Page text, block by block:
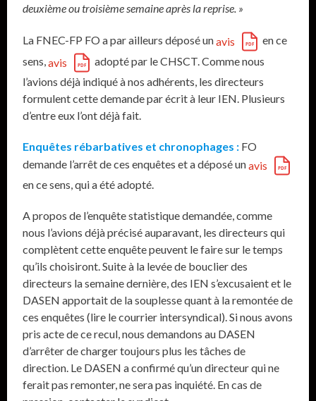
deuxième ou troisième semaine après la reprise. »
La FNEC-FP FO a par ailleurs déposé unavis
en ce
sens, avis
adopté par le CHSCT. Comme nous
l’avions déjà indiqué à nos adhérents, les directeurs
formulent cette demande par écrit à leur IEN. Plusieurs
d’entre eux l’ont déjà fait.
Enquêtes rébarbatives et chronophages : FO
demande l’arrêt de ces enquêtes et a déposé unavis
en ce sens, qui a été adopté.
A propos de l’enquête statistique demandée, comme
nous l’avions déjà précisé auparavant, les directeurs qui
complètent cette enquête peuvent le faire sur le temps
qu’ils choisiront. Suite à la levée de bouclier des
directeurs la semaine dernière, des IEN s’excusaient et le
DASEN apportait de la souplesse quant à la remontée de
ces enquêtes (lire le courrier intersyndical). Si nous avons
pris acte de ce recul, nous demandons au DASEN
d’arrêter de charger toujours plus les tâches de
direction. Le DASEN a confirmé qu’un directeur qui ne
ferait pas remonter, ne sera pas inquiété. En cas de